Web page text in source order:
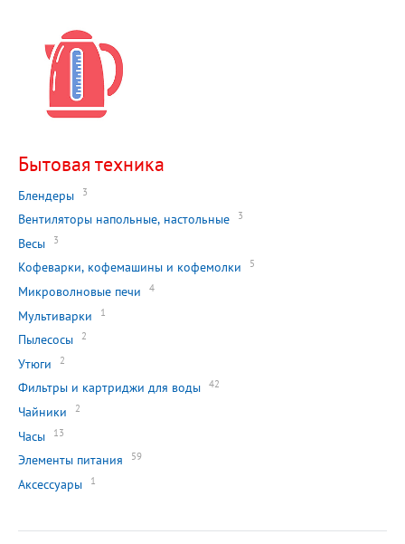
Бытовая техника
Блендеры 3
Вентиляторы напольные, настольные 3
Весы 3
Кофеварки, кофемашины и кофемолки 5
Микроволновые печи 4
Мультиварки 1
Пылесосы 2
Утюги 2
Фильтры и картриджи для воды 42
Чайники 2
Часы 13
Элементы питания 59
Аксессуары 1